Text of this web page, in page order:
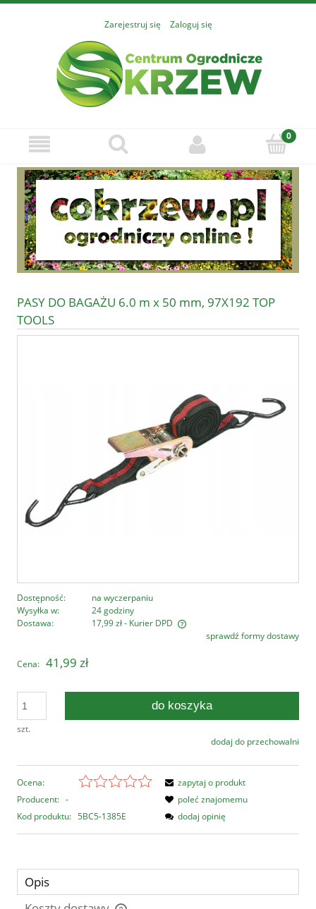
Zarejestruj się Zaloguj się
PASY DO BAGAŻU 6.0 m x 50 mm, 97X192 TOP
TOOLS
Dostępność:
na wyczerpaniu
Wysyłka w:
24 godziny
Dostawa:
17,99 zł- Kurier DPD
Cena nie zawiera ewentualnych kosztów płatnościsprawdź formy dostawy
Cena: 41,99 zł
szt.
do koszyka
dodaj do przechowalni
Ocena:
Producent: -
Kod produktu: 5BC5-1385E
zapytaj o produkt
poleć znajomemu
dodaj opinię
Opis